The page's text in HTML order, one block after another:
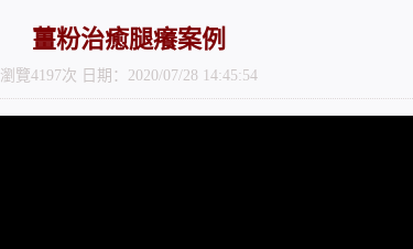
薑粉治癒腿癢案例
瀏覽4197次 日期：2020/07/28 14:45:54